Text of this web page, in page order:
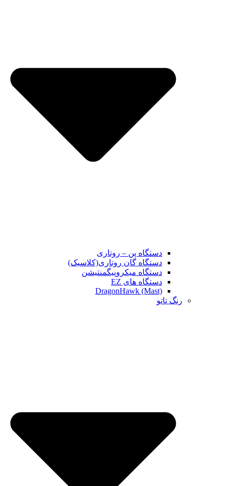
دستگاه پن – روتاری
دستگاه گان روتاری(کلاسیک)
دستگاه میکروپیگمنتیشن
دستگاه های EZ
DragonHawk (Mast)
رنگ تاتو